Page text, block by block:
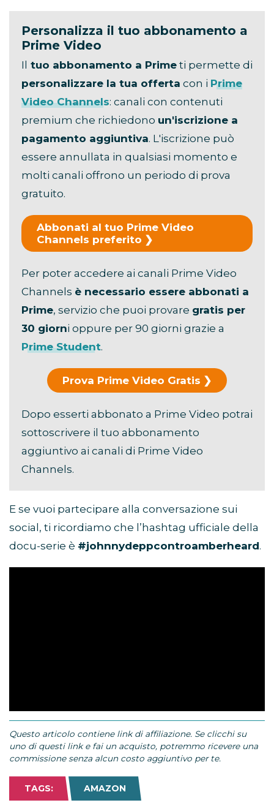
Personalizza il tuo abbonamento a
Prime Video
Il tuo abbonamento a Prime ti permette di
personalizzare la tua offerta con i Prime
Video Channels: canali con contenuti
premium che richiedono un'iscrizione a
pagamento aggiuntiva. L'iscrizione può
essere annullata in qualsiasi momento e
molti canali offrono un periodo di prova
gratuito.
Abbonati al tuo Prime Video
Channels preferito
Per poter accedere ai canali Prime Video
Channels è necessario essere abbonati a
Prime, servizio che puoi provare gratis per
30 giorni oppure per 90 giorni grazie a
Prime Student.
Prova Prime Video Gratis
Dopo esserti abbonato a Prime Video potrai
sottoscrivere il tuo abbonamento
aggiuntivo ai canali di Prime Video
Channels.
E se vuoi partecipare alla conversazione sui
social, ti ricordiamo che l’hashtag ufficiale della
docu-serie è #johnnydeppcontroamberheard.
Questo articolo contiene link di affiliazione. Se clicchi su
uno di questi link e fai un acquisto, potremmo ricevere una
commissione senza alcun costo aggiuntivo per te.
TAGS: AMAZON